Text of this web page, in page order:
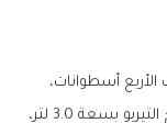
الأربع أسطوانات،
واستبدالها بمحرك سداسي الأسطوانات مزدوج التيربو بسعة 3.0 لتر،